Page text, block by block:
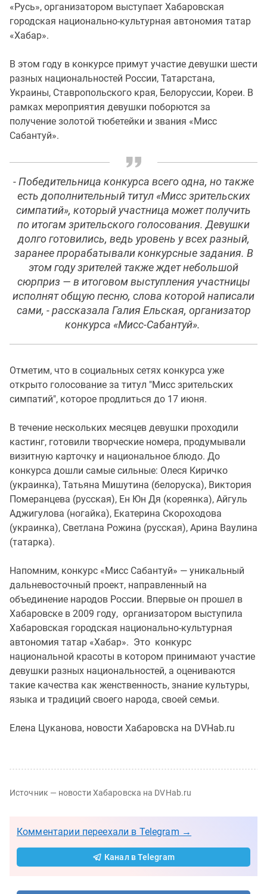
«Русь», организатором выступает Хабаровская
городская национально-культурная автономия татар
«Хабар».
В этом году в конкурсе примут участие девушки шести
разных национальностей России, Татарстана,
Украины, Ставропольского края, Белоруссии, Кореи. В
рамках мероприятия девушки поборются за
получение золотой тюбетейки и звания «Мисс
Сабантуй».
- Победительница конкурса всего одна, но также
есть дополнительный титул «Мисс зрительских
симпатий», который участница может получить
по итогам зрительского голосования. Девушки
долго готовились, ведь уровень у всех разный,
заранее прорабатывали конкурсные задания. В
этом году зрителей также ждет небольшой
сюрприз — в итоговом выступления участницы
исполнят общую песню, слова которой написали
сами, - рассказала Галия Ельская, организатор
конкурса «Мисс-Сабантуй».
Отметим, что в социальных сетях конкурса уже
открыто голосование за титул "Мисс зрительских
симпатий", которое продлиться до 17 июня.
В течение нескольких месяцев девушки проходили
кастинг, готовили творческие номера, продумывали
визитную карточку и национальное блюдо. До
конкурса дошли самые сильные: Олеся Киричко
(украинка), Татьяна Мишутина (белоруска), Виктория
Померанцева (русская), Ен Юн Дя (кореянка), Айгуль
Аджигулова (ногайка), Екатерина Скороходова
(украинка), Светлана Рожина (русская), Арина Ваулина
(татарка).
Напомним, конкурс «Мисс Сабантуй» — уникальный
дальневосточный проект, направленный на
объединение народов России. Впервые он прошел в
Хабаровске в 2009 году, организатором выступила
Хабаровская городская национально-культурная
автономия татар «Хабар». Это конкурс
национальной красоты в котором принимают участие
девушки разных национальностей, а оцениваются
такие качества как женственность, знание культуры,
языка и традиций своего народа, своей семьи.
Елена Цуканова, новости Хабаровска на DVHab.ru
Источник — новости Хабаровска на DVHab.ru
Комментарии переехали в Telegram →
Канал в Telegram